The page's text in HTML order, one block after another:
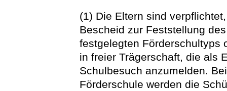
(1) Die Eltern sind
Bescheid zur Feststellung
festgelegten Förderschultyps
in freier Trägerschaft, die als
Schulbesuch anzumelden.
Förderschule werden die